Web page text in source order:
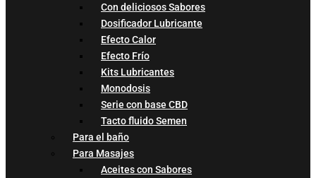
Con deliciosos Sabores
Dosificador Lubricante
Efecto Calor
Efecto Frío
Kits Lubricantes
Monodosis
Serie con base CBD
Tacto fluido Semen
Para el baño
Para Masajes
Aceites con Sabores